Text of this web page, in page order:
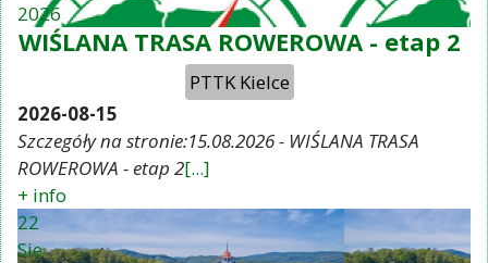
2026
WIŚLANA TRASA ROWEROWA - etap 2
PTTK Kielce
2026-08-15
Szczegóły na stronie:15.08.2026 - WIŚLANA TRASA
ROWEROWA - etap 2[...]
+ info
22
Sie